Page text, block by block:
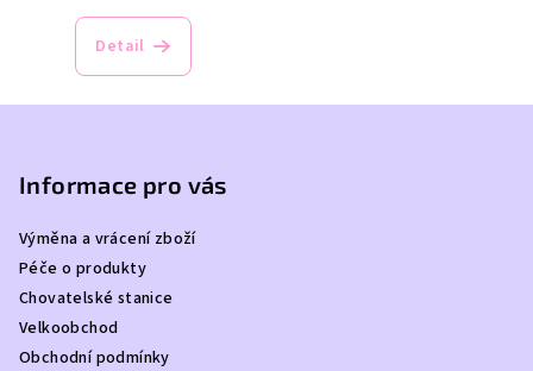
hodnocení
produktu
z
Detail
Informace pro vás
Výměna a vrácení zboží
Péče o produkty
Chovatelské stanice
Velkoobchod
Obchodní podmínky